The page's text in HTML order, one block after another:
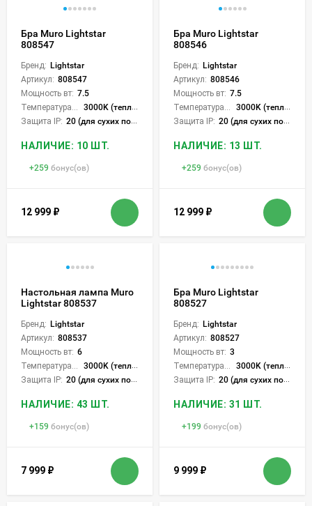
Бра Muro Lightstar
808547
Бренд: Lightstar
Артикул: 808547
Мощность вт: 7.5
3000K (теплый)
Защита IP: 20 (для сухих пом.)
НАЛИЧИЕ: 10 ШТ.
+259 бонус(ов)
12 999 ₽
Бра Muro Lightstar
808546
Бренд: Lightstar
Артикул: 808546
Мощность вт: 7.5
3000K (теплый)
Защита IP: 20 (для сухих пом.)
НАЛИЧИЕ: 13 ШТ.
+259 бонус(ов)
12 999 ₽
Настольная лампа Muro
Lightstar 808537
Бренд: Lightstar
Артикул: 808537
Мощность вт: 6
3000K (теплый)
Защита IP: 20 (для сухих пом.)
НАЛИЧИЕ: 43 ШТ.
+159 бонус(ов)
7 999 ₽
Бра Muro Lightstar
808527
Бренд: Lightstar
Артикул: 808527
Мощность вт: 3
3000K (теплый)
Защита IP: 20 (для сухих пом.)
НАЛИЧИЕ: 31 ШТ.
+199 бонус(ов)
9 999 ₽